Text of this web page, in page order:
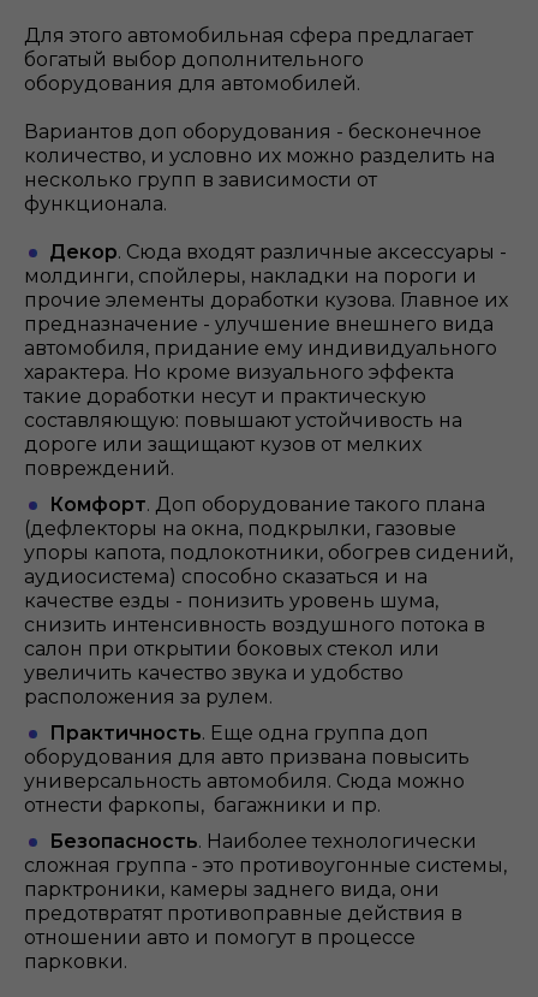
Для этого автомобильная сфера предлагает
богатый выбор дополнительного
оборудования для автомобилей.
Вариантов доп оборудования - бесконечное
количество, и условно их можно разделить на
несколько групп в зависимости от
функционала.
Декор. Сюда входят различные аксессуары -
молдинги, спойлеры, накладки на пороги и
прочие элементы доработки кузова. Главное их
предназначение - улучшение внешнего вида
автомобиля, придание ему индивидуального
характера. Но кроме визуального эффекта
такие доработки несут и практическую
составляющую: повышают устойчивость на
дороге или защищают кузов от мелких
повреждений.
Комфорт. Доп оборудование такого плана
(дефлекторы на окна, подкрылки, газовые
упоры капота, подлокотники, обогрев сидений,
аудиосистема) способно сказаться и на
качестве езды - понизить уровень шума,
снизить интенсивность воздушного потока в
салон при открытии боковых стекол или
увеличить качество звука и удобство
расположения за рулем.
Практичность. Еще одна группа доп
оборудования для авто призвана повысить
универсальность автомобиля. Сюда можно
отнести фаркопы, багажники и пр.
Безопасность. Наиболее технологически
сложная группа - это противоугонные системы,
парктроники, камеры заднего вида, они
предотвратят противоправные действия в
отношении авто и помогут в процессе
парковки.